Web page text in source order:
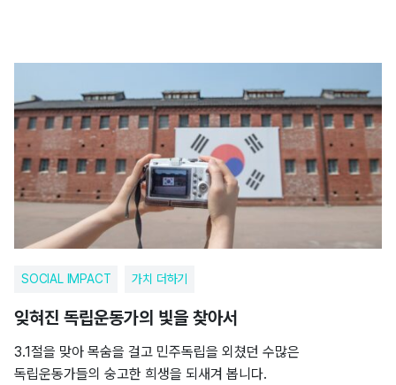
SOCIAL IMPACT 가치 더하기
잊혀진 독립운동가의 빛을 찾아서
3.1절을 맞아 목숨을 걸고 민주독립을 외쳤던 수많은
독립운동가들의 숭고한 희생을 되새겨 봅니다.